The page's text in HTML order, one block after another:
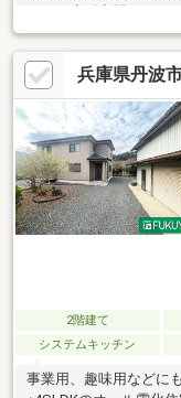
さい！お問い合わせは
３-７３３０
兵庫県丹波
2階建て
システムキッチン
事業用、趣味用などに